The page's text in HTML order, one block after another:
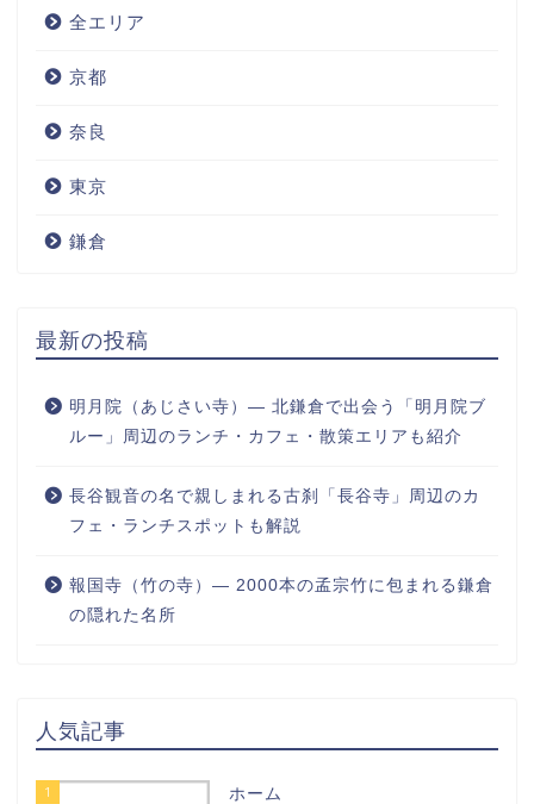
全エリア
京都
奈良
東京
鎌倉
最新の投稿
明月院（あじさい寺）― 北鎌倉で出会う「明月院ブ
ルー」周辺のランチ・カフェ・散策エリアも紹介
長谷観音の名で親しまれる古刹「長谷寺」周辺のカ
フェ・ランチスポットも解説
報国寺（竹の寺）― 2000本の孟宗竹に包まれる鎌倉
の隠れた名所
人気記事
1 ホーム